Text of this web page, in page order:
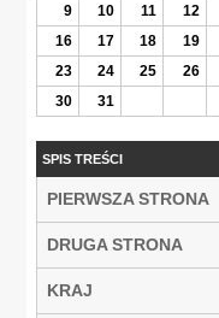
9
10 11 12
16
17 18 19
23
24 25 26
30
31
SPIS TREŚCI
PIERWSZA STRONA
DRUGA STRONA
KRAJ